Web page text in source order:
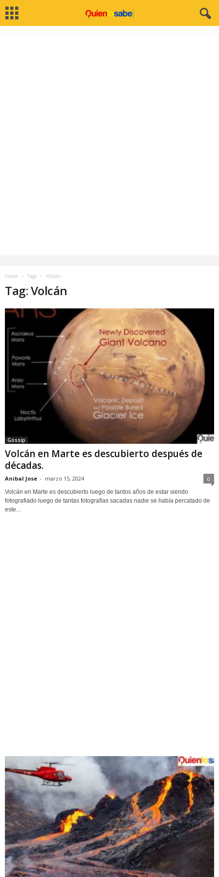
Home Tags Volcán
Tag: Volcán
Gossip
Volcán en Marte es descubierto después de
décadas.
Anibal Jose - marzo 15, 2024 0
Volcán en Marte es descubierto luego de tantos años de estar siendo
fotografiado luego de tantas fotografías sacadas nadie se había percatado de
este...